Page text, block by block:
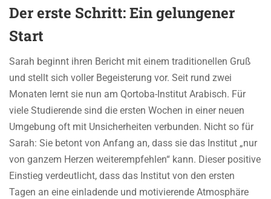
Der erste Schritt: Ein gelungener
Start
Sarah beginnt ihren Bericht mit einem traditionellen Gruß
und stellt sich voller Begeisterung vor. Seit rund zwei
Monaten lernt sie nun am Qortoba-Institut Arabisch. Für
viele Studierende sind die ersten Wochen in einer neuen
Umgebung oft mit Unsicherheiten verbunden. Nicht so für
Sarah: Sie betont von Anfang an, dass sie das Institut „nur
von ganzem Herzen weiterempfehlen“ kann. Dieser positive
Einstieg verdeutlicht, dass das Institut von den ersten
Tagen an eine einladende und motivierende Atmosphäre